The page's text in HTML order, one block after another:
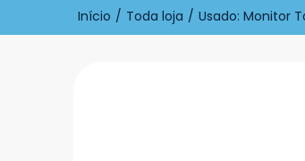
Início / Toda loja / Usado: Monitor